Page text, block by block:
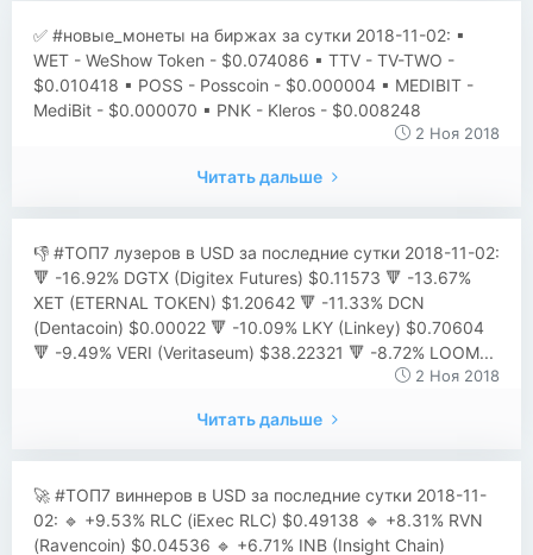
✅ #новые_монеты на биржах за сутки 2018-11-02: ▪
WET - WeShow Token - $0.074086 ▪ TTV - TV-TWO -
$0.010418 ▪ POSS - Posscoin - $0.000004 ▪ MEDIBIT -
MediBit - $0.000070 ▪ PNK - Kleros - $0.008248
2 Ноя 2018
Читать дальше
👎 #ТОП7 лузеров в USD за последние сутки 2018-11-02:
🔻 -16.92% DGTX (Digitex Futures) $0.11573 🔻 -13.67%
XET (ETERNAL TOKEN) $1.20642 🔻 -11.33% DCN
(Dentacoin) $0.00022 🔻 -10.09% LKY (Linkey) $0.70604
🔻 -9.49% VERI (Veritaseum) $38.22321 🔻 -8.72% LOOM...
2 Ноя 2018
Читать дальше
🚀 #ТОП7 виннеров в USD за последние сутки 2018-11-
02: 🔹 +9.53% RLC (iExec RLC) $0.49138 🔹 +8.31% RVN
(Ravencoin) $0.04536 🔹 +6.71% INB (Insight Chain)